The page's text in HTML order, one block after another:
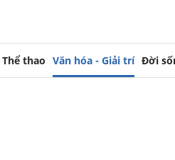
Thể thao Văn hóa - Giải trí Đời